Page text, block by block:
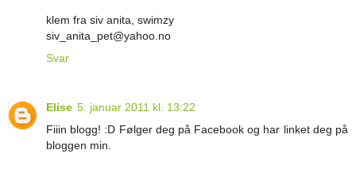
klem fra siv anita, swimzy
siv_anita_pet@yahoo.no
Svar
Elise 5. januar 2011 kl. 13:22
Fiiin blogg! :D Følger deg på Facebook og har linket deg på
bloggen min.